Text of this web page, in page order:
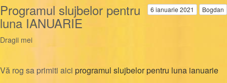
6 ianuarie 2021 Bogdan
Programul slujbelor pentru
luna IANUARIE
Dragii mei
Vă rog sa primiti aici programul slujbelor pentru luna ianuarie